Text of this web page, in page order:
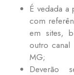
É vedada a
com
em sites,
outro canal
MG;
Deverão